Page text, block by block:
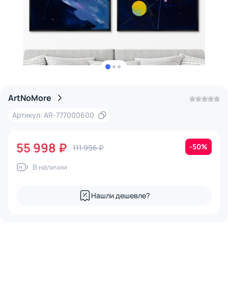
ArtNoMore
Артикул: AR-777000600
55 998 ₽ 111 996 ₽ -50%
В наличии
Нашли дешевле?